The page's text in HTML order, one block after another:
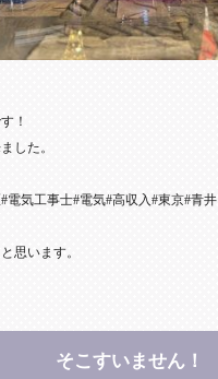
！
した。
電気工事士#電気#高収入#東京#青井
思います。
そこすいません！